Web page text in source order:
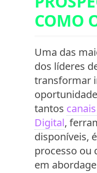
COMO
Uma das
dos líderes
transformar
tantos
Digital,
disponíveis,
processo ou
em